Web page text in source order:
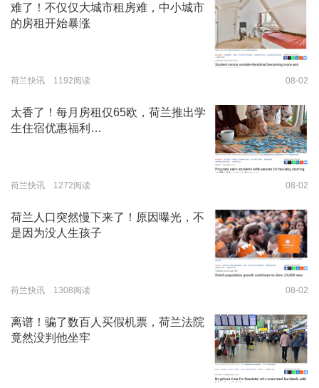
难了！不仅仅大城市租房难，中小城市
的房租开始暴涨
荷兰快讯 1192阅读 08-02
太香了！每月房租仅65欧，荷兰推出学
生住宿优惠福利…
荷兰快讯 1272阅读 08-02
荷兰人口突然慢下来了！原因曝光，不
是因为没人生孩子
荷兰快讯 1308阅读 08-02
离谱！骗了数百人买假机票，荷兰法院
竟然没判他坐牢